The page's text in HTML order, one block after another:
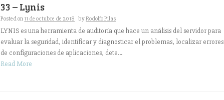
33 – Lynis
Posted on 11 de octubre de 2018 byRodolfo Pilas
LYNIS es una herramienta de auditoría que hace un análisis del servidor para
evaluar la seguridad, identificar y diagnosticar el problemas, localizar errores
de configuraciones de aplicaciones, dete...
Read More